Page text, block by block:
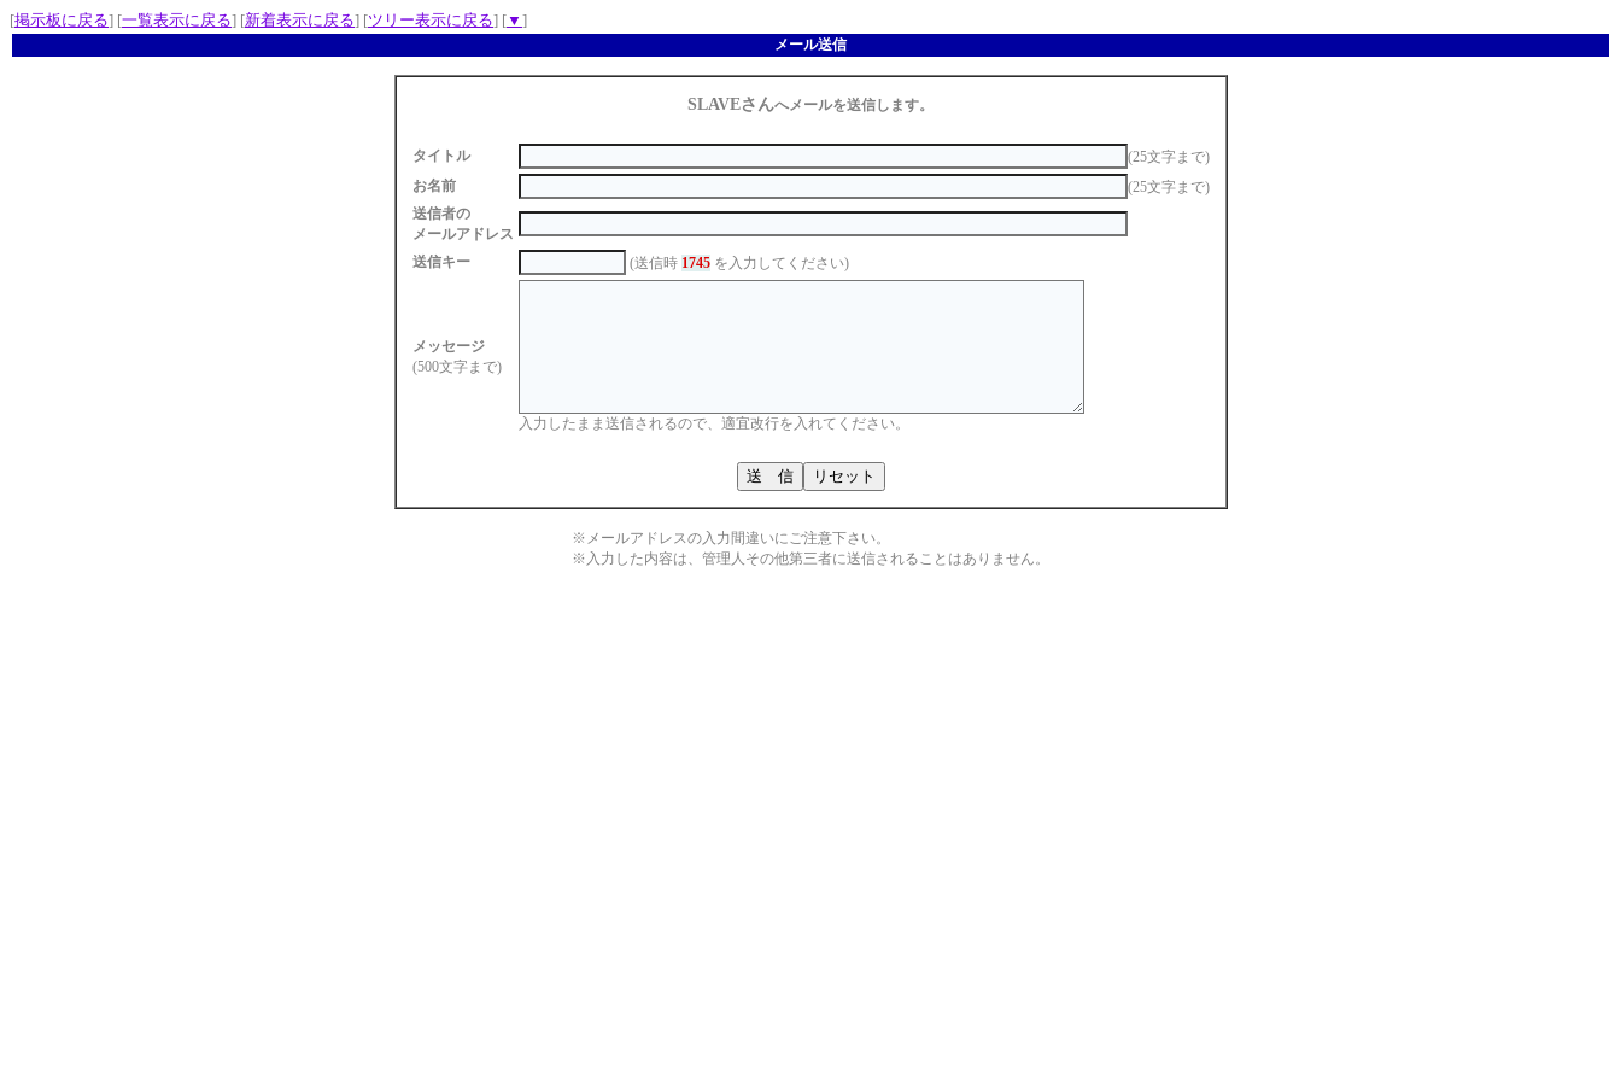
[掲示板に戻る] [一覧表示に戻る] [新着表示に戻る] [ツリー表示に戻る] [▼ ]
メール送信
SLAVEさんへメールを送信します。
タイトル
(25文字まで)
お名前
(25文字まで)
送信者の
メールアドレス
送信キー
(送信時 1745を入力してください)
メッセージ
(500文字まで)
入力したまま送信されるので、適宜改行を入れてください。
※メールアドレスの入力間違いにご注意下さい。
※入力した内容は、管理人その他第三者に送信されることはありません。